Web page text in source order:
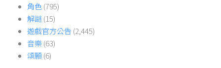
角色(795)
解謎(15)
遊戲官方公告 (2,445)
音樂 (63)
頌願(6)